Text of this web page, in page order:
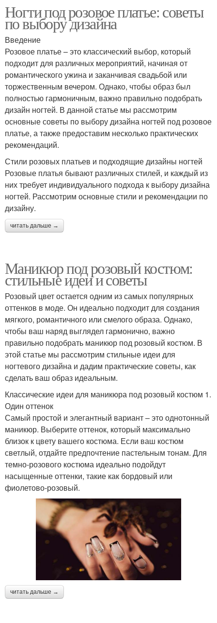
Ногти под розовое платье: советы
по выбору дизайна
Введение
Розовое платье – это классический выбор, который
подходит для различных мероприятий, начиная от
романтического ужина и заканчивая свадьбой или
торжественным вечером. Однако, чтобы образ был
полностью гармоничным, важно правильно подобрать
дизайн ногтей. В данной статье мы рассмотрим
основные советы по выбору дизайна ногтей под розовое
платье, а также предоставим несколько практических
рекомендаций.
Стили розовых платьев и подходящие дизайны ногтей
Розовые платья бывают различных стилей, и каждый из
них требует индивидуального подхода к выбору дизайна
ногтей. Рассмотрим основные стили и рекомендации по
дизайну.
читать дальше →
Маникюр под розовый костюм:
стильные идеи и советы
Розовый цвет остается одним из самых популярных
оттенков в моде. Он идеально подходит для создания
мягкого, романтичного или смелого образа. Однако,
чтобы ваш наряд выглядел гармонично, важно
правильно подобрать маникюр под розовый костюм. В
этой статье мы рассмотрим стильные идеи для
ногтевого дизайна и дадим практические советы, как
сделать ваш образ идеальным.
Классические идеи для маникюра под розовый костюм 1.
Один оттенок
Самый простой и элегантный вариант – это однотонный
маникюр. Выберите оттенок, который максимально
близок к цвету вашего костюма. Если ваш костюм
светлый, отдайте предпочтение пастельным тонам. Для
темно-розового костюма идеально подойдут
насыщенные оттенки, такие как бордовый или
фиолетово-розовый.
читать дальше →